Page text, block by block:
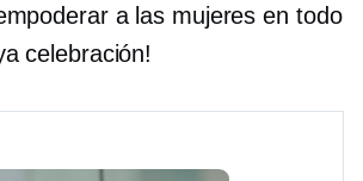
a las mujeres en todo
celebración!